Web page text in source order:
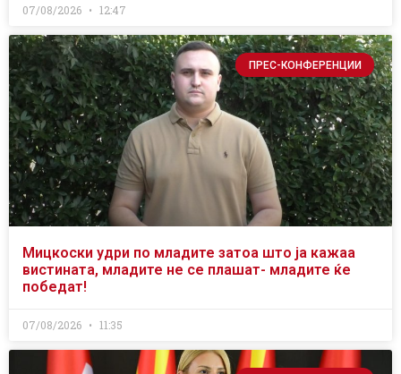
07/08/2026 12:47
ПРЕС-КОНФЕРЕНЦИИ
Мицкоски удри по младите затоа што ја кажаа
вистината, младите не се плашат- младите ќе
победат!
07/08/2026 11:35